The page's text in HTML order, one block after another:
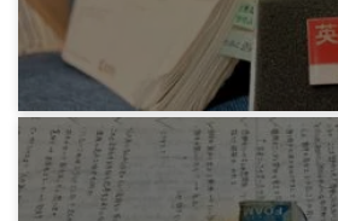
4ヶ月前
みろりHP